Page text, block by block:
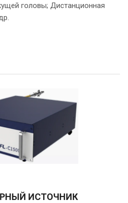
головы; Дистанционная
ИСТОЧНИК